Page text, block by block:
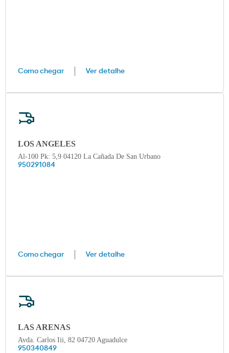
Como chegar Ver detalhe
LOS ANGELES
Al-100 Pk: 5,9 04120 La Cañada De San Urbano
950291084
Como chegar Ver detalhe
LAS ARENAS
Avda. Carlos Iii, 82 04720 Aguadulce
950340849